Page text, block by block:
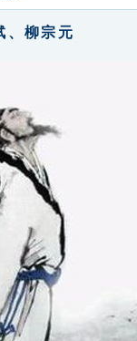
、柳宗元